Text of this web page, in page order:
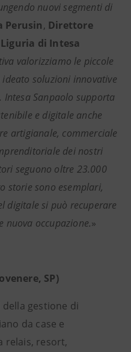
nuovi segmenti di
Perusin, Direttore
di Intesa
valorizziamo le piccole
soluzioni innovative
Intesa Sanpaolo supporta
e digitale anche
artigianale, commerciale
dei nostri
seguono oltre 23.000
storie sono esemplari,
digitale si può recuperare
nuova occupazione.»
SP)
della gestione di
da case e
relais, resort,